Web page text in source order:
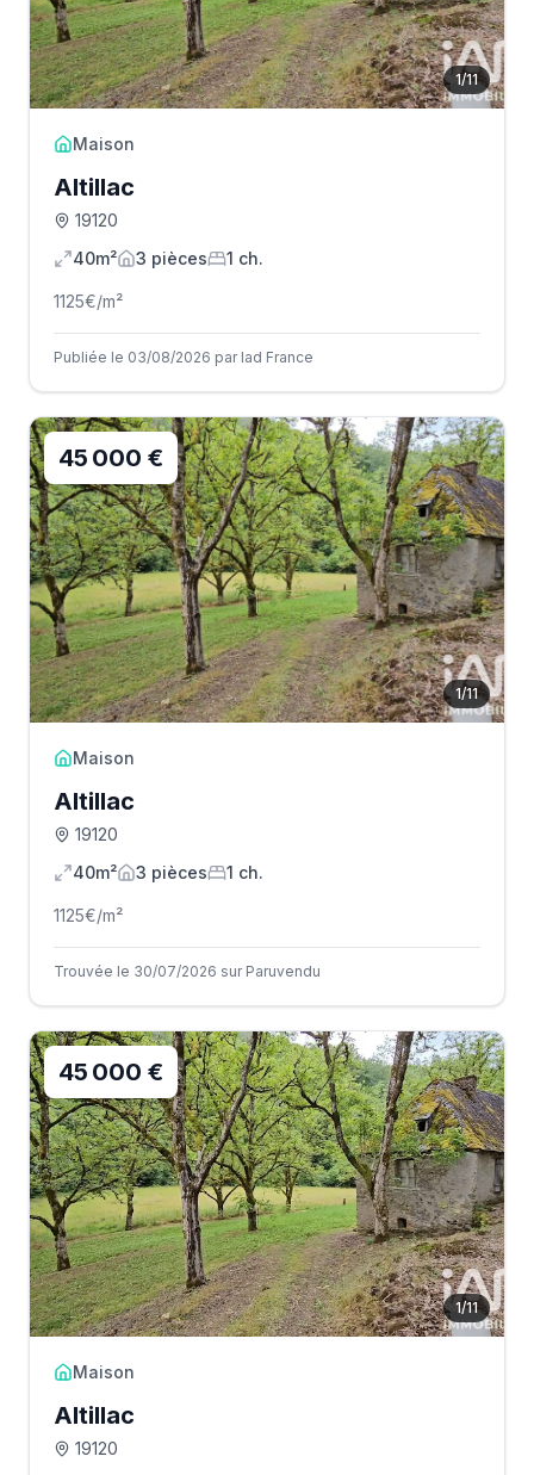
1/11
Maison
Altillac
19120
40m²
3 pièces 1 ch.
1125€/m²
Publiée le 03/08/2026 par Iad France
1/11
45 000 €
Maison
Altillac
19120
40m²
3 pièces 1 ch.
1125€/m²
Trouvée le 30/07/2026 sur Paruvendu
1/11
45 000 €
Maison
Altillac
19120